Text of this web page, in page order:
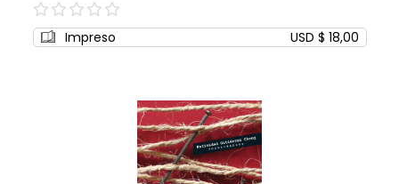
0%
Impreso USD $ 18,00